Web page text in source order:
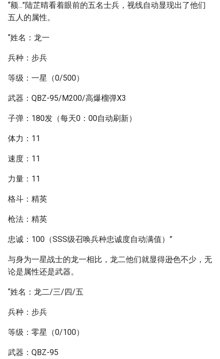
“额...”陆芷晴看着眼前的五名士兵，视线自动显现出了他们
五人的属性。
“姓名：龙一
兵种：步兵
等级：一星（0/500）
武器：QBZ-95/M200/高爆榴弹X3
子弹：180发（每天0：00自动刷新）
体力：11
速度：11
力量：11
格斗：精英
枪法：精英
忠诚：100（SSS级召唤兵种忠诚度自动满值）”
与身为一星战士的龙一相比，龙二他们就显得逊色不少，无
论是属性还是武器。
“姓名：龙二/三/四/五
兵种：步兵
等级：零星（0/100）
武器：QBZ-95